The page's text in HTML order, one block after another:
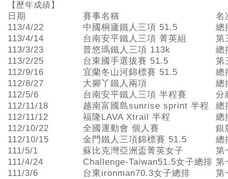
【歷年成績】
日期 賽事名稱
名
113/4/22
中國桐廬鐵人三項 51.5
總
113/4/14
台南安平鐵人三項 菁英組
第
113/3/23
普悠瑪鐵人三項 113k
總
113/2/25
台東國手選拔賽 51.5
第
112/9/16
宜蘭冬山河錦標賽 51.5
總
112/8/27
大腳丫鐵人兩項
總
112/5/6
台南安平鐵人三項 半程賽
分
112/11/18
越南富國島sunrise sprint 半程
總
112/11/12
福隆LAVA Xtrail 半程
總
112/10/22
全國運動會 個人賽
銀
112/10/15
金門鐵人三項錦標賽 51.5
總
111/5/1
蘇比克灣亞洲盃菁英女子
第
111/4/24
Challenge-Taiwan51.5女子總排 第
111/3/6
台東ironman70.3女子總排
第